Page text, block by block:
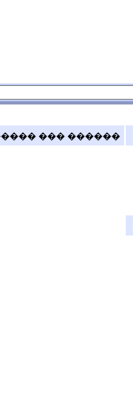
��� ������